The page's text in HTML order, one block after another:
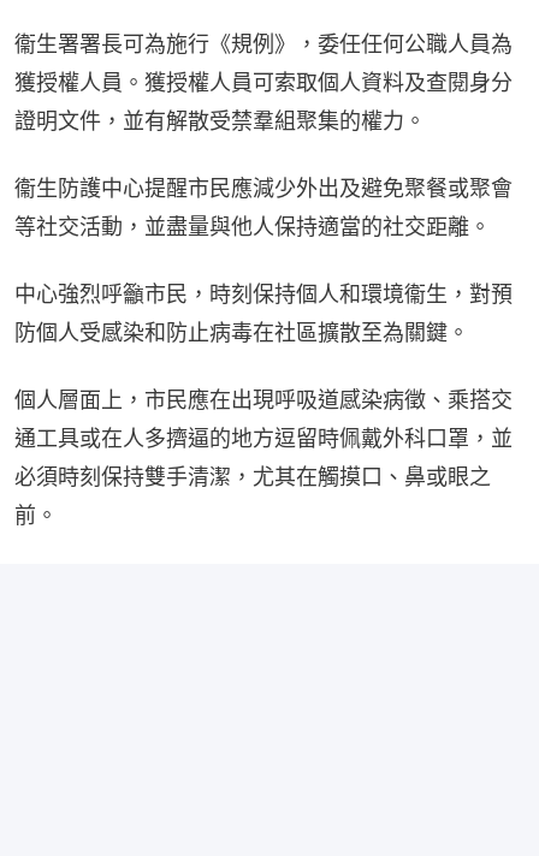
衞生署署長可為施行《規例》，委任任何公職人員為
獲授權人員。獲授權人員可索取個人資料及查閱身分
證明文件，並有解散受禁羣組聚集的權力。
衞生防護中心提醒市民應減少外出及避免聚餐或聚會
等社交活動，並盡量與他人保持適當的社交距離。
中心強烈呼籲市民，時刻保持個人和環境衞生，對預
防個人受感染和防止病毒在社區擴散至為關鍵。
個人層面上，市民應在出現呼吸道感染病徵、乘搭交
通工具或在人多擠逼的地方逗留時佩戴外科口罩，並
必須時刻保持雙手清潔，尤其在觸摸口、鼻或眼之
前。